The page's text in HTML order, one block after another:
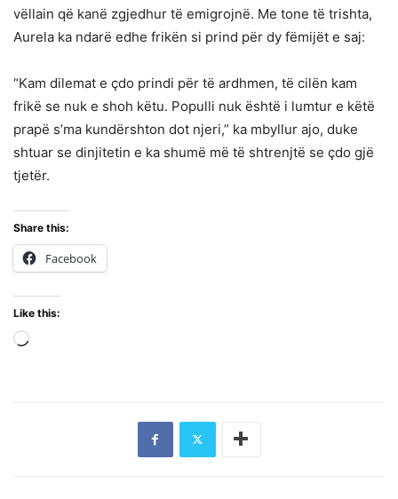
vëllain që kanë zgjedhur të emigrojnë. Me tone të trishta,
Aurela ka ndarë edhe frikën si prind për dy fëmijët e saj:
“Kam dilemat e çdo prindi për të ardhmen, të cilën kam
frikë se nuk e shoh këtu. Populli nuk është i lumtur e këtë
prapë s’ma kundërshton dot njeri,” ka mbyllur ajo, duke
shtuar se dinjitetin e ka shumë më të shtrenjtë se çdo gjë
tjetër.
Share this:
Facebook
Like this: